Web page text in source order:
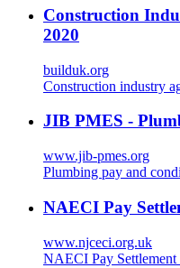
Construction
2020
builduk.org
Construction industry
JIB PMES -
www.jib-pmes.org
Plumbing pay and
NAECI Pay
www.njceci.org.uk
NAECI Pay Settlement